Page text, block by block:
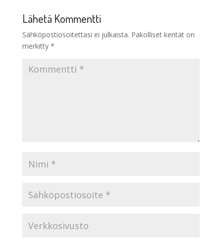
Lähetä Kommentti
Sähköpostiosoitettasi ei julkaista. Pakolliset kentät on
merkitty *